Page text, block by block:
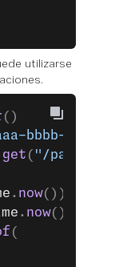
utilizarse
()
bbbb-cccc-
get ( "/path/to/
. now())
. now().
(